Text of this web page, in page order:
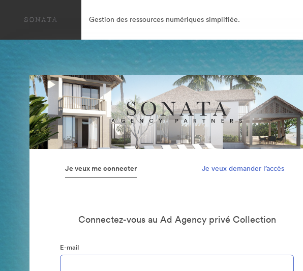
Gestion des ressources numériques simplifiée.
Je veux me connecter Je veux demander l’accès
Connectez-vous au Ad Agency privé Collection
E-mail